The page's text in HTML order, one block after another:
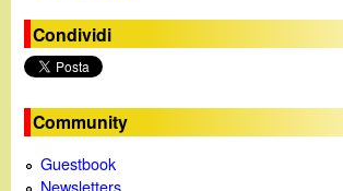
e
Condividi
Community
Guestbook
Newsletters